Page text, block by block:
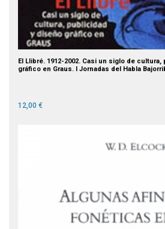
El Llibré. 1912-2002. Casi un siglo de
gráfico en Graus. I Jornadas del Habla
12,00 €